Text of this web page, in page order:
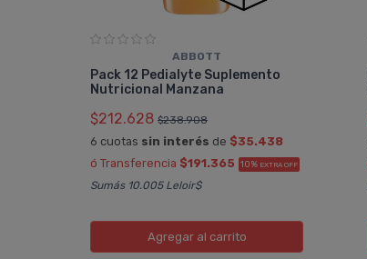
ABBOTT
Pack 12 Pedialyte Suplemento
Nutricional Manzana
$212.628 $238.908
6 cuotas sin interés de $35.438
ó Transferencia $191.365 10% EXTRA OFF
Sumás 10.005 Leloir$
Agregaral carrito